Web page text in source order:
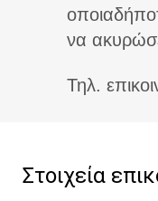
να
Τηλ.
Στοιχεία